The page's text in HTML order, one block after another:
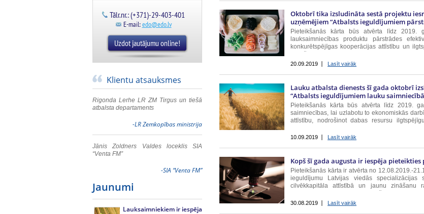
Tālr.nr.: (+371)-29-403-401
E-mail:edo@edo.lv
Uzdot jautājumu online!
Klientu atsauksmes
Rigonda Lerhe LR ZM Tirgus un tiešā
atbalsta departaments
-LR Zemkopības ministrija
Jānis Zoldners Valdes loceklis SIA
“Venta FM”
-SIA “Venta FM”
Jaunumi
Lauksaimniekiem ir iespēja
Oktobrī tika izsludināta sestā projektu
uzņēmējiem “Atbalsts ieguldījumiem
Pieteikšanās kārta būs atvērta līdz 2019.
lauksaimniecības produktu pārstrādes
konkurētspējīgas kooperācijas attīstību un
ieviešanu uzņēmumos. Komersantu atbalstam...
20.09.2019 Lasīt vairāk
Lauku atbalsta dienests šī gada oktobrī
“Atbalsts ieguldījumiem lauku
Pieteikšanās kārta būs atvērta līdz 2019.
saimniecības, lai uzlabotu to ekonomiskās
attīstību, nodrošinot dabas resursu
10.09.2019 Lasīt vairāk
Kopš šī gada augusta ir iespēja
Pieteikšanās kārta ir atvērta no 12.08.2019.-
ieguldījumu Latvijas viedās specializācijas
cilvēkkapitāla attīstībā un jaunu zināšanu
30.08.2019 Lasīt vairāk